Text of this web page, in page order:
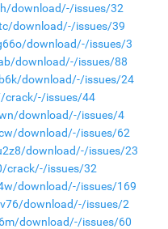
download/-/issues/32
download/-/issues/39
download/-/issues/3
download/-/issues/88
download/-/issues/24
crack/-/issues/44
download/-/issues/4
download/-/issues/62
download/-/issues/23
crack/-/issues/32
download/-/issues/169
download/-/issues/2
download/-/issues/60